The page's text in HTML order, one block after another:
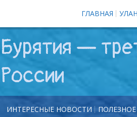
ГЛАВНАЯ
Бурятия —
России
ИНТЕРЕСНЫЕ НОВОСТИ ПОЛЕЗНОЕ